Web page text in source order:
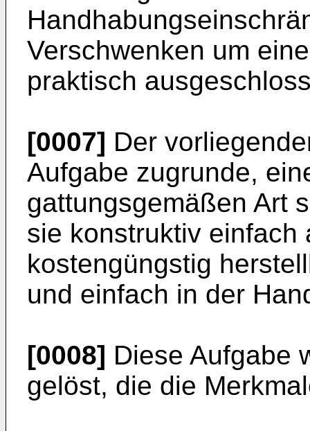
Verschwenken um
praktisch
[0007] Der
Aufgabe zugrunde,
gattungsgemäßen Art
sie konstruktiv einfach
kostengüngstig
und einfach in der
[0008] Diese Aufgabe
gelöst, die die